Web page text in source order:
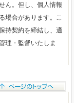
ん。但し、個人情報
場合があります。こ
持契約を締結し、適
理・監督いたしま